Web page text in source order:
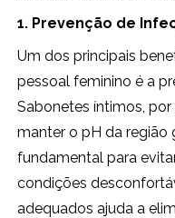
1. Prevenção de
Um dos principais
pessoal feminino é a
Sabonetes íntimos,
manter o pH da região
fundamental para
condições
adequados ajuda a